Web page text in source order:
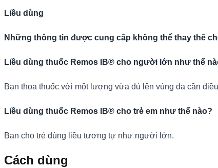
Liều dùng
Những thông tin được cung cấp không thể thay thế
Liều dùng thuốc Remos IB® cho người lớn như thế
Bạn thoa thuốc với một lượng vừa đủ lên vùng da cần
Liều dùng thuốc Remos IB® cho trẻ em như thế nào?
Bạn cho trẻ dùng liều tương tự như người lớn.
Cách dùng